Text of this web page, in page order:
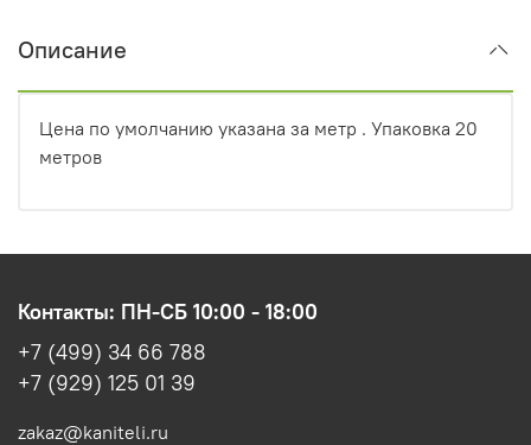
Описание
Цена по умолчанию указана за метр . Упаковка 20
метров
Контакты: ПН-СБ 10:00 - 18:00
+7 (499) 34 66 788
+7 (929) 125 01 39
zakaz@kaniteli.ru